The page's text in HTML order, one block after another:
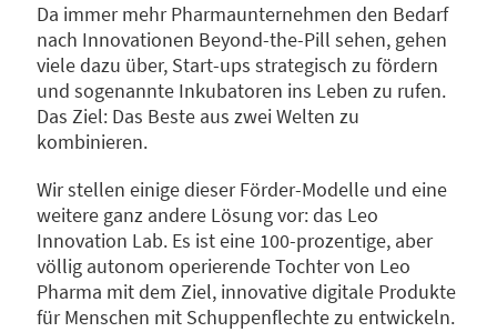
Da immer mehr Pharmaunternehmen den Bedarf
nach Innovationen Beyond-the-Pill sehen, gehen
viele dazu über, Start-ups strategisch zu fördern
und sogenannte Inkubatoren ins Leben zu rufen.
Das Ziel: Das Beste aus zwei Welten zu
kombinieren.
Wir stellen einige dieser Förder-Modelle und eine
weitere ganz andere Lösung vor: das Leo
Innovation Lab. Es ist eine 100-prozentige, aber
völlig autonom operierende Tochter von Leo
Pharma mit dem Ziel, innovative digitale Produkte
für Menschen mit Schuppenflechte zu entwickeln.